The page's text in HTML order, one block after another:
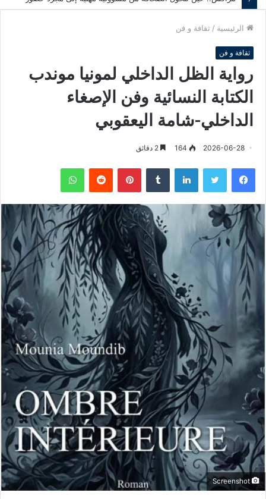
الرئيسية / ثقافة و فن
ثقافة و فن
رواية الظل الداخلي لمونيا موندب
الكتابة النسائية وفن الإصغاء
الداخلي-شامة اليعقوبي
2026-06-28
164
فيسبوك لينكدإن بينتيريست